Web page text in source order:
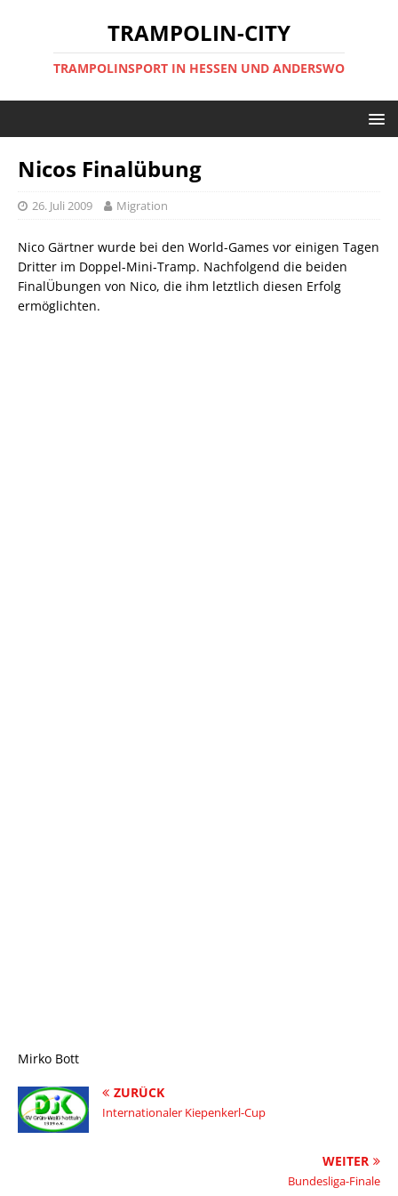
TRAMPOLIN-CITY
TRAMPOLINSPORT IN HESSEN UND ANDERSWO
Nicos Finalübung
26. Juli 2009 Migration
Nico Gärtner wurde bei den World-Games vor einigen Tagen
Dritter im Doppel-Mini-Tramp. Nachfolgend die beiden
FinalÜbungen von Nico, die ihm letztlich diesen Erfolg
ermöglichten.
Mirko Bott
ZURÜCK
Internationaler Kiepenkerl-Cup
WEITER
Bundesliga-Finale